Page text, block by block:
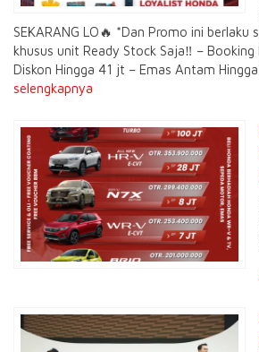
SEKARANG LO🔥 *Dan Promo ini berlaku
khusus unit Ready Stock Saja‼️ – Booking
Diskon Hingga 41 jt – Emas Antam Hingga
selengkapnya